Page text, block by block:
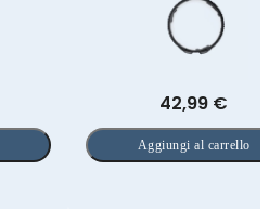
42,99 €
Aggiungi al carrello